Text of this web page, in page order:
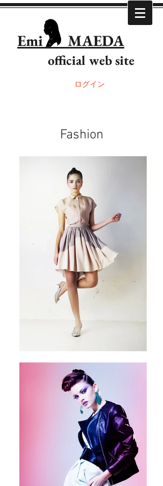
Emi MAEDA
official web site
ログイン
Fashion